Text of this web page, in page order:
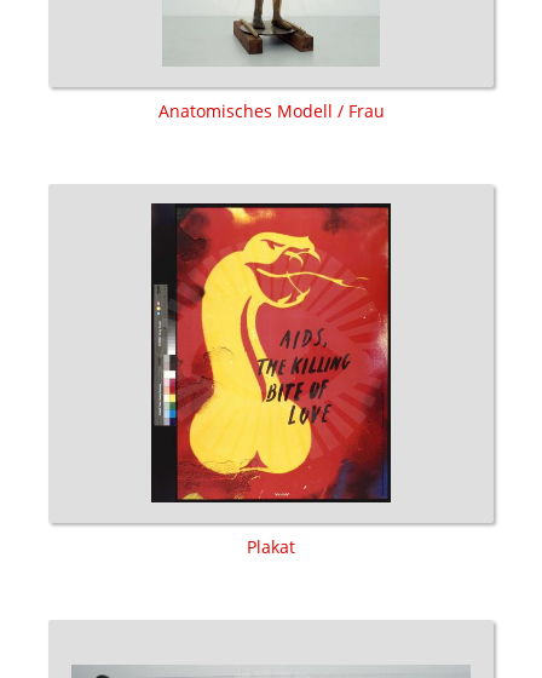
Anatomisches Modell / Frau
Plakat